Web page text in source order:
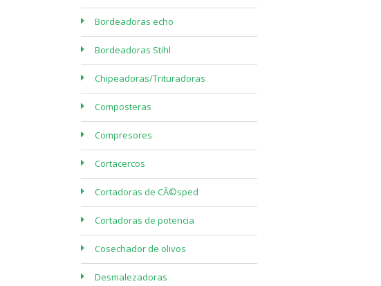
Bordeadoras echo
Bordeadoras Stihl
Chipeadoras/Trituradoras
Composteras
Compresores
Cortacercos
Cortadoras de CÃ©sped
Cortadoras de potencia
Cosechador de olivos
Desmalezadoras